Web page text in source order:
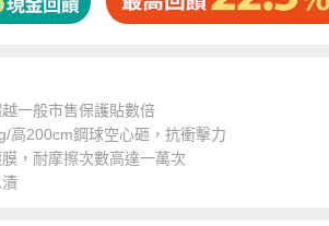
一般市售保護貼數倍
高200cm鋼球空心砸，抗衝擊力
，耐摩擦次數高達一萬次